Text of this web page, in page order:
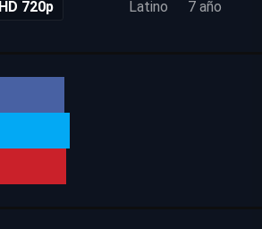
HD 720p Latino 7 años